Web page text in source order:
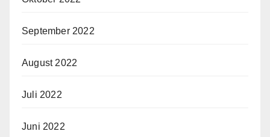
September 2022
August 2022
Juli 2022
Juni 2022